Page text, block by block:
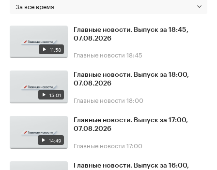
За все время
11:58
Главные новости. Выпуск за 18:45,
07.08.2026
Главные новости 18:45
15:01
Главные новости. Выпуск за 18:00,
07.08.2026
Главные новости 18:00
14:49
Главные новости. Выпуск за 17:00,
07.08.2026
Главные новости 17:00
Главные новости. Выпуск за 16:00,